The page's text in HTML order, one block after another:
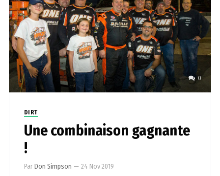
0
DIRT
Une combinaison gagnante
!
ParDon Simpson — 24 Nov 2019